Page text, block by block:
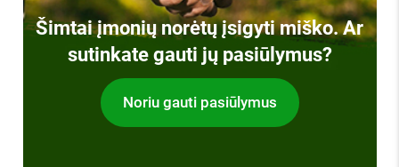
Šimtai įmonių norėtų įsigyti miško. Ar
sutinkate gauti jų pasiūlymus?
Noriu gauti pasiūlymus